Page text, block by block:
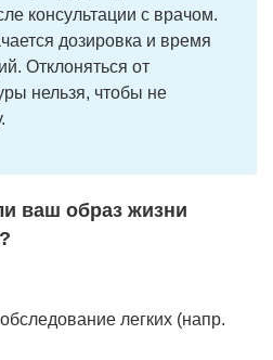
консультации с врачом.
дозировка и время
Отклоняться от
нельзя, чтобы не
ваш образ жизни
легких (напр.